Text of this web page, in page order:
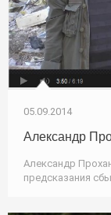
05.09.2014
Александр
Александр
предсказания